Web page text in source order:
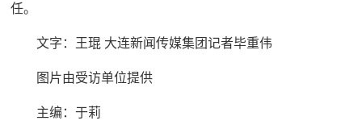
任。
文字：王琨 大连新闻传媒集团记者毕重伟
图片由受访单位提供
主编：于莉